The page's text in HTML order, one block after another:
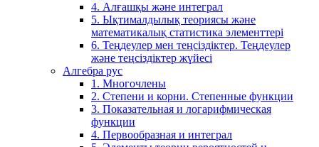
4. Алғашқы және интеграл
5. Ықтималдылық теориясы және
математикалық статистика элементтері
6. Теңдеулер мен теңсіздіктер. Теңдеулер
және теңсіздіктер жүйесі
Алгебра рус
1. Многочлены
2. Степени и корни. Степенные функции
3. Показательная и логарифмическая
функции
4. Первообразная и интеграл